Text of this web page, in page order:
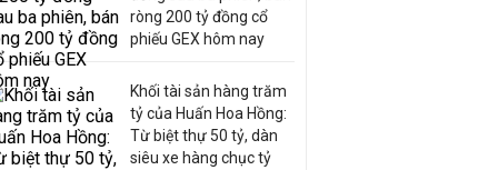
ròng 200 tỷ đồng cổ
phiếu GEX hôm nay
Khối tài sản hàng trăm
tỷ của Huấn Hoa Hồng:
Từ biệt thự 50 tỷ, dàn
siêu xe hàng chục tỷ